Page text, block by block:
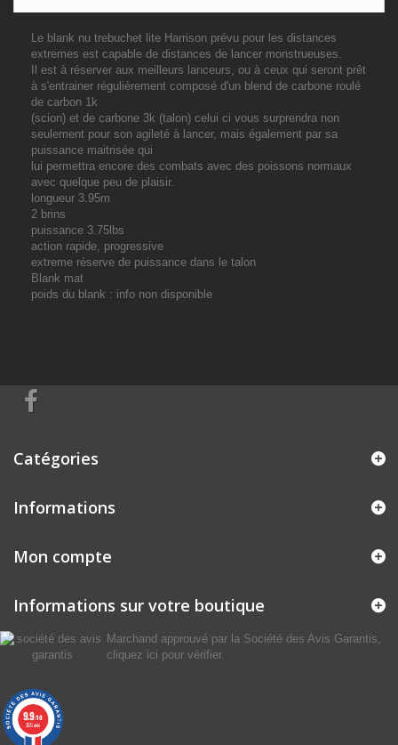
Le blank nu trebuchet lite Harrison prévu pour les distances
extremes est capable de distances de lancer monstrueuses.
Il est à réserver aux meilleurs lanceurs, ou à ceux qui seront prêt
à s'entrainer régulièrement composé d'un blend de carbone roulé
de carbon 1k
(scion) et de carbone 3k (talon) celui ci vous surprendra non
seulement pour son agileté à lancer, mais également par sa
puissance maitrisée qui
lui permettra encore des combats avec des poissons normaux
avec quelque peu de plaisir.
longueur 3.95m
2 brins
puissance 3.75lbs
action rapide, progressive
extreme réserve de puissance dans le talon
Blank mat
poids du blank : info non disponible
Catégories
Informations
Mon compte
Informations sur votre boutique
Marchand approuvé par la Société des Avis Garantis,
cliquez ici pour vérifier.
9.9/10
355 avis